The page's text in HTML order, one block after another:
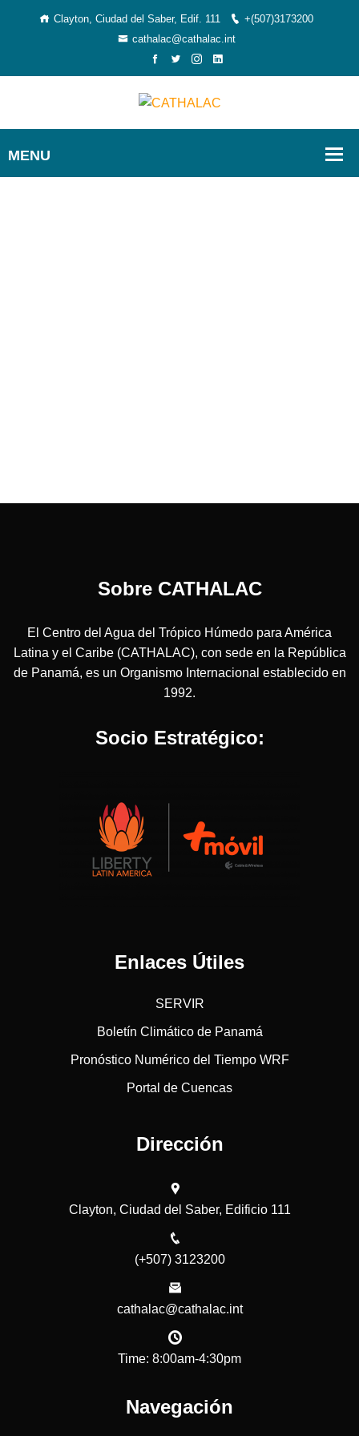
Clayton, Ciudad del Saber, Edif. 111
+(507)3173200
cathalac@cathalac.int
Sobre CATHALAC
El Centro del Agua del Trópico Húmedo para América
Latina y el Caribe (CATHALAC), con sede en la República
de Panamá, es un Organismo Internacional establecido en
1992.
Socio Estratégico:
Enlaces Útiles
SERVIR
Boletín Climático de Panamá
Pronóstico Numérico del Tiempo WRF
Portal de Cuencas
Dirección
Clayton, Ciudad del Saber, Edificio 111
(+507) 3123200
cathalac@cathalac.int
Time: 8:00am-4:30pm
Navegación